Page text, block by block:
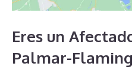
Eres un
Palmar-